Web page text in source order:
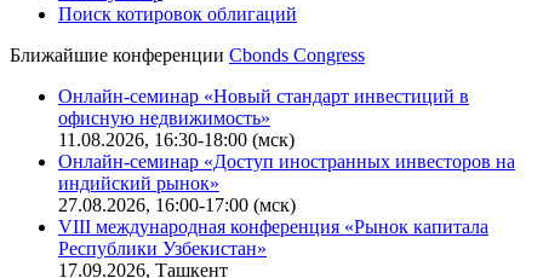
Поиск котировок облигаций
Ближайшие конференцииCbonds Congress
Онлайн-семинар «Новый стандарт инвестиций в
офисную недвижимость»
11.08.2026, 16:30-18:00 (мск)
Онлайн-семинар «Доступ иностранных инвесторов на
индийский рынок»